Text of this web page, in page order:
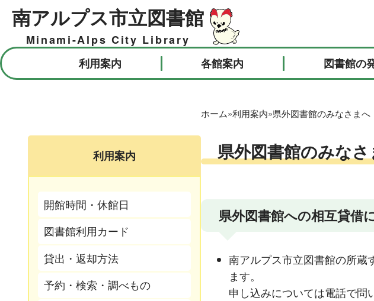
南アルプス市立図書館
Minami-Alps City Library
利用案内 各館案内 図書館の
ホーム»利用案内»県外図書館のみなさまへ
利用案内
開館時間・休館日
図書館利用カード
貸出・返却方法
予約・検索・調べもの
県外図書館のみな
県外図書館への相互貸借
南アルプス市立図書館の所蔵
ます。
申し込みについては電話で問